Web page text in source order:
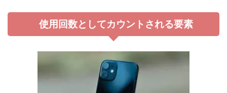
使用回数としてカウントされる要素